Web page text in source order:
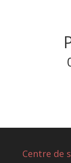
Centre de